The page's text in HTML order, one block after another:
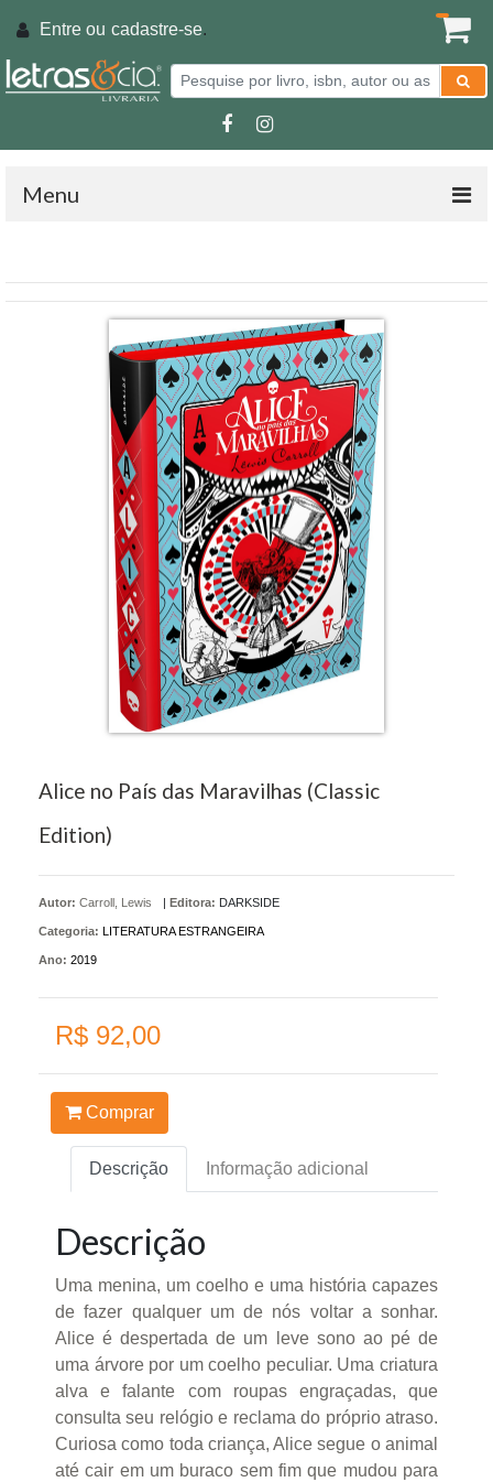
Entre ou cadastre-se.
Menu
Alice no País das Maravilhas (Classic
Edition)
Autor: Carroll, Lewis | Editora: DARKSIDE
Categoria: LITERATURA ESTRANGEIRA
Ano: 2019
R$ 92,00
Comprar
Descrição Informação adicional
Descrição
Uma menina, um coelho e uma história capazes
de fazer qualquer um de nós voltar a sonhar.
Alice é despertada de um leve sono ao pé de
uma árvore por um coelho peculiar. Uma criatura
alva e falante com roupas engraçadas, que
consulta seu relógio e reclama do próprio atraso.
Curiosa como toda criança, Alice segue o animal
até cair em um buraco sem fim que mudou para